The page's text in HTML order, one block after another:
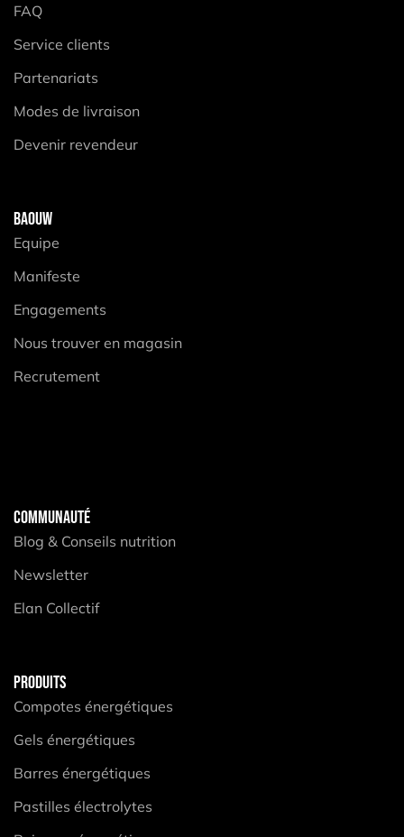
FAQ
Service clients
Partenariats
Modes de livraison
Devenir revendeur
BAOUW
Equipe
Manifeste
Engagements
Nous trouver en magasin
Recrutement
COMMUNAUTÉ
Blog & Conseils nutrition
Newsletter
Elan Collectif
PRODUITS
Compotes énergétiques
Gels énergétiques
Barres énergétiques
Pastilles électrolytes